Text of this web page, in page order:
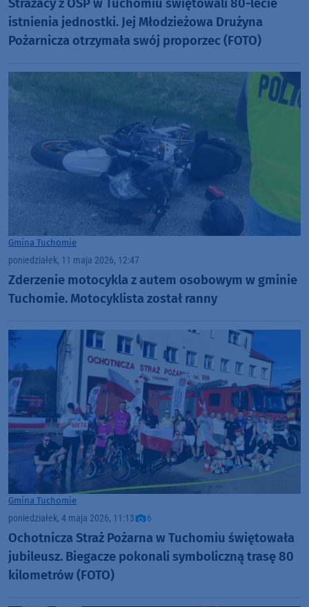
Strażacy z OSP w Tuchomiu świętowali 80-lecie
istnienia jednostki. Jej Młodzieżowa Drużyna
Pożarnicza otrzymała swój proporzec (FOTO)
Gmina Tuchomie
poniedziałek, 11 maja 2026, 12:47
Zderzenie motocykla z autem osobowym w gminie
Tuchomie. Motocyklista został ranny
Gmina Tuchomie
poniedziałek, 4 maja 2026, 11:13 6
Ochotnicza Straż Pożarna w Tuchomiu świętowała
jubileusz. Biegacze pokonali symboliczną trasę 80
kilometrów (FOTO)